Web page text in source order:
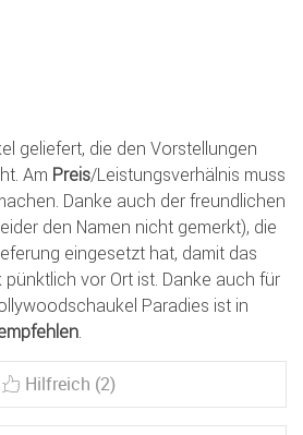
geliefert, die den Vorstellungen
Am Preis/Leistungsverhälnis muss
Danke auch der freundlichen
den Namen nicht gemerkt), die
eingesetzt hat, damit das
vor Ort ist. Danke auch für
Paradies ist in
.
Hilfreich (2)